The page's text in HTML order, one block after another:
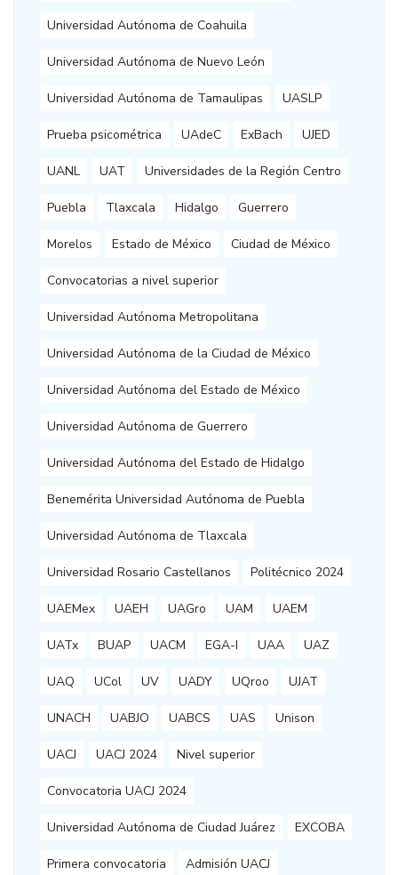
Universidad Autónoma de Coahuila
Universidad Autónoma de Nuevo León
Universidad Autónoma de Tamaulipas UASLP
Prueba psicométrica UAdeC ExBach UJED
UANL UAT Universidades de la Región Centro
Puebla Tlaxcala Hidalgo Guerrero
Morelos Estado de México Ciudad de México
Convocatorias a nivel superior
Universidad Autónoma Metropolitana
Universidad Autónoma de la Ciudad de México
Universidad Autónoma del Estado de México
Universidad Autónoma de Guerrero
Universidad Autónoma del Estado de Hidalgo
Benemérita Universidad Autónoma de Puebla
Universidad Autónoma de Tlaxcala
Universidad Rosario Castellanos Politécnico 2024
UAEMex UAEH UAGro UAM UAEM
UATx BUAP UACM EGA-I UAA UAZ
UAQ UCol UV UADY UQroo UJAT
UNACH UABJO UABCS UAS Unison
UACJ UACJ 2024 Nivel superior
Convocatoria UACJ 2024
Universidad Autónoma de Ciudad Juárez EXCOBA
Primera convocatoria Admisión UACJ